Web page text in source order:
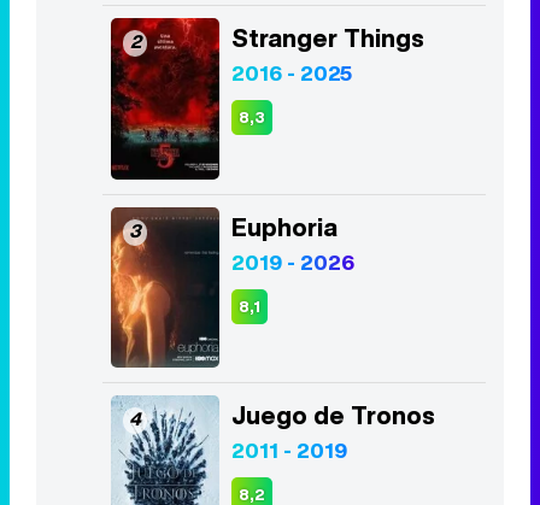
2 Stranger Things
2016 - 2025
8,3
3 Euphoria
2019 - 2026
8,1
4 Juego de Tronos
2011 - 2019
8,2